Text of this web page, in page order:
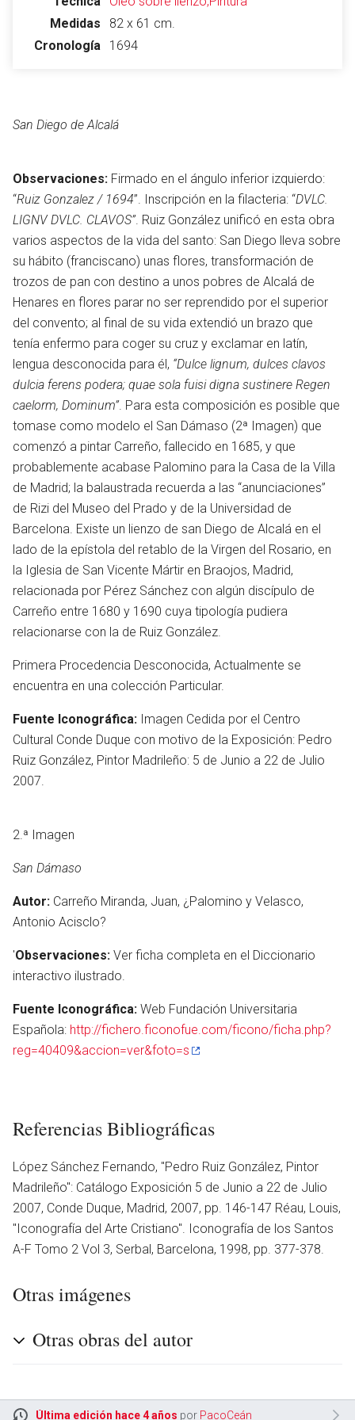
en
Medidas
82 x 61 cm.
Cronología
1694
San Diego de Alcalá
Observaciones: Firmado en el ángulo inferior izquierdo:
“Ruiz Gonzalez / 1694”. Inscripción en la filacteria: “DVLC.
LIGNV DVLC. CLAVOS”. Ruiz González unificó en esta obra
varios aspectos de la vida del santo: San Diego lleva sobre
su hábito (franciscano) unas flores, transformación de
trozos de pan con destino a unos pobres de Alcalá de
Henares en flores parar no ser reprendido por el superior
del convento; al final de su vida extendió un brazo que
tenía enfermo para coger su cruz y exclamar en latín,
lengua desconocida para él, “Dulce lignum, dulces clavos
dulcia ferens podera; quae sola fuisi digna sustinere Regen
caelorm, Dominum”. Para esta composición es posible que
tomase como modelo el San Dámaso (2ª Imagen) que
comenzó a pintar Carreño, fallecido en 1685, y que
probablemente acabase Palomino para la Casa de la Villa
de Madrid; la balaustrada recuerda a las “anunciaciones”
de Rizi del Museo del Prado y de la Universidad de
Barcelona. Existe un lienzo de san Diego de Alcalá en el
lado de la epístola del retablo de la Virgen del Rosario, en
la Iglesia de San Vicente Mártir en Braojos, Madrid,
relacionada por Pérez Sánchez con algún discípulo de
Carreño entre 1680 y 1690 cuya tipología pudiera
relacionarse con la de Ruiz González.
Primera Procedencia Desconocida, Actualmente se
encuentra en una colección Particular.
Fuente Iconográfica: Imagen Cedida por el Centro
Cultural Conde Duque con motivo de la Exposición: Pedro
Ruiz González, Pintor Madrileño: 5 de Junio a 22 de Julio
2007.
2.ª Imagen
San Dámaso
Autor: Carreño Miranda, Juan, ¿Palomino y Velasco,
Antonio Acisclo?
'Observaciones: Ver ficha completa en el Diccionario
interactivo ilustrado.
Fuente Iconográfica: Web Fundación Universitaria
Española: http://fichero.ficonofue.com/ficono/ficha.php?
reg=40409&accion=ver&foto=s
Referencias Bibliográficas
López Sánchez Fernando, ''Pedro Ruiz González, Pintor
Madrileño'': Catálogo Exposición 5 de Junio a 22 de Julio
2007, Conde Duque, Madrid, 2007, pp. 146-147 Réau, Louis,
''Iconografía del Arte Cristiano''. Iconografía de los Santos
A-F Tomo 2 Vol 3, Serbal, Barcelona, 1998, pp. 377-378.
Otras imágenes
Otras obras del autor
Última edición hace 4 años por PacoCeán